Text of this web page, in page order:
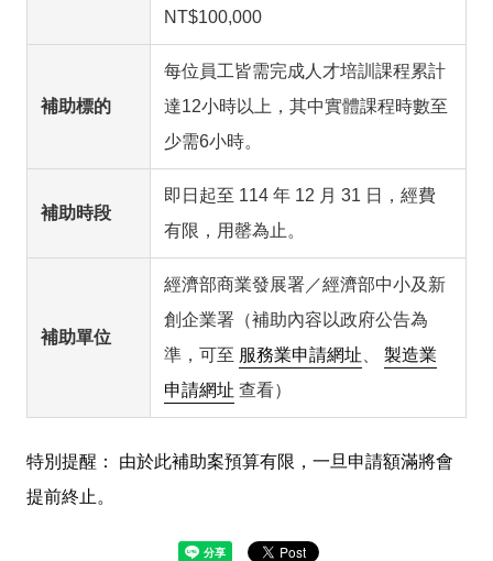
NT$100,000
補助標的
每位員工皆需完成人才培訓課程累計
達12小時以上，其中實體課程時數至
少需6小時。
補助時段
即日起至 114 年 12 月 31 日，經費
有限，用罄為止。
補助單位
經濟部商業發展署／經濟部中小及新
創企業署（補助內容以政府公告為
準，可至 服務業申請網址
製造業
申請網址 查看）
特別提醒： 由於此補助案預算有限，一旦申請額滿將會
提前終止。